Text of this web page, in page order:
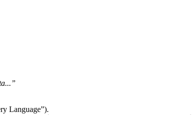
Language”).